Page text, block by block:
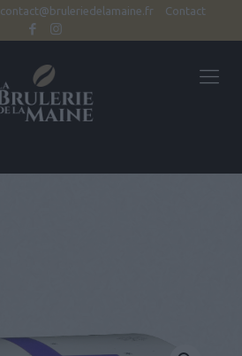
contact@bruleriedelamaine.fr Contact